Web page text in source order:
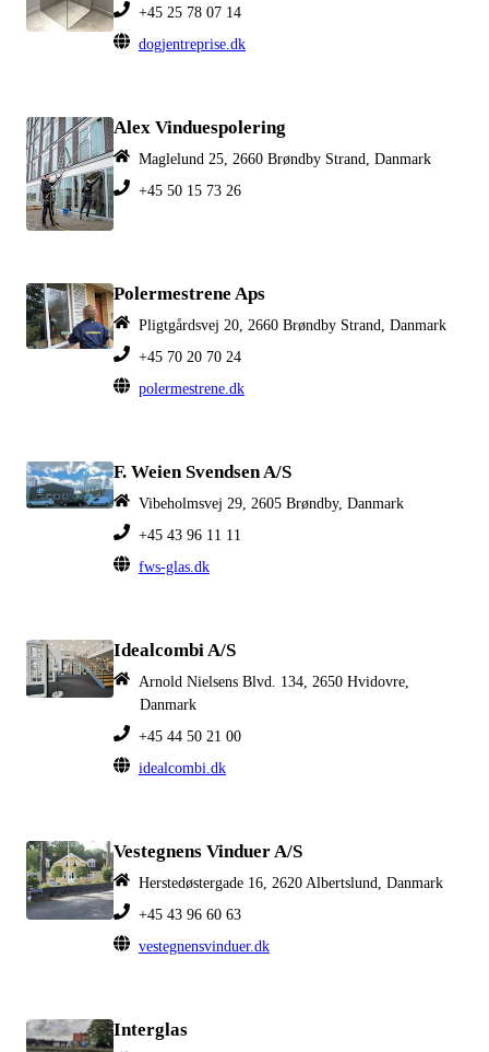
+45 25 78 07 14
dogjentreprise.dk
Alex Vinduespolering
Maglelund 25, 2660 Brøndby Strand, Danmark
+45 50 15 73 26
Polermestrene Aps
Pligtgårdsvej 20, 2660 Brøndby Strand, Danmark
+45 70 20 70 24
polermestrene.dk
F. Weien Svendsen A/S
Vibeholmsvej 29, 2605 Brøndby, Danmark
+45 43 96 11 11
fws-glas.dk
Idealcombi A/S
Arnold Nielsens Blvd. 134, 2650 Hvidovre,
Danmark
+45 44 50 21 00
idealcombi.dk
Vestegnens Vinduer A/S
Herstedøstergade 16, 2620 Albertslund, Danmark
+45 43 96 60 63
vestegnensvinduer.dk
Interglas